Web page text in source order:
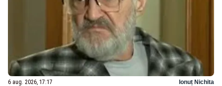
6 aug. 2026, 17:17 Ionuț Nichita